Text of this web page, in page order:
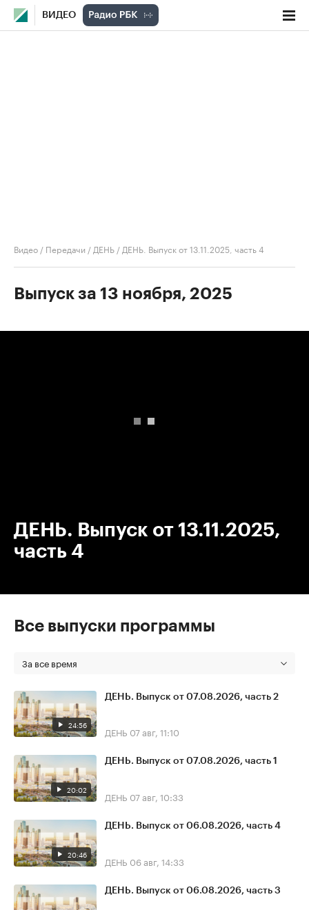
ВИДЕО
Видео / Передачи / ДЕНЬ / ДЕНЬ. Выпуск от 13.11.2025, часть 4
Выпуск за 13 ноября, 2025
ДЕНЬ. Выпуск от 13.11.2025,
часть 4
Все выпуски программы
За все время
24:56
ДЕНЬ. Выпуск от 07.08.2026, часть 2
ДЕНЬ 07 авг, 11:10
20:02
ДЕНЬ. Выпуск от 07.08.2026, часть 1
ДЕНЬ 07 авг, 10:33
20:46
ДЕНЬ. Выпуск от 06.08.2026, часть 4
ДЕНЬ 06 авг, 14:33
ДЕНЬ. Выпуск от 06.08.2026, часть 3